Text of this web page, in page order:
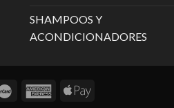
SHAMPOOS Y
ACONDICIONADORES